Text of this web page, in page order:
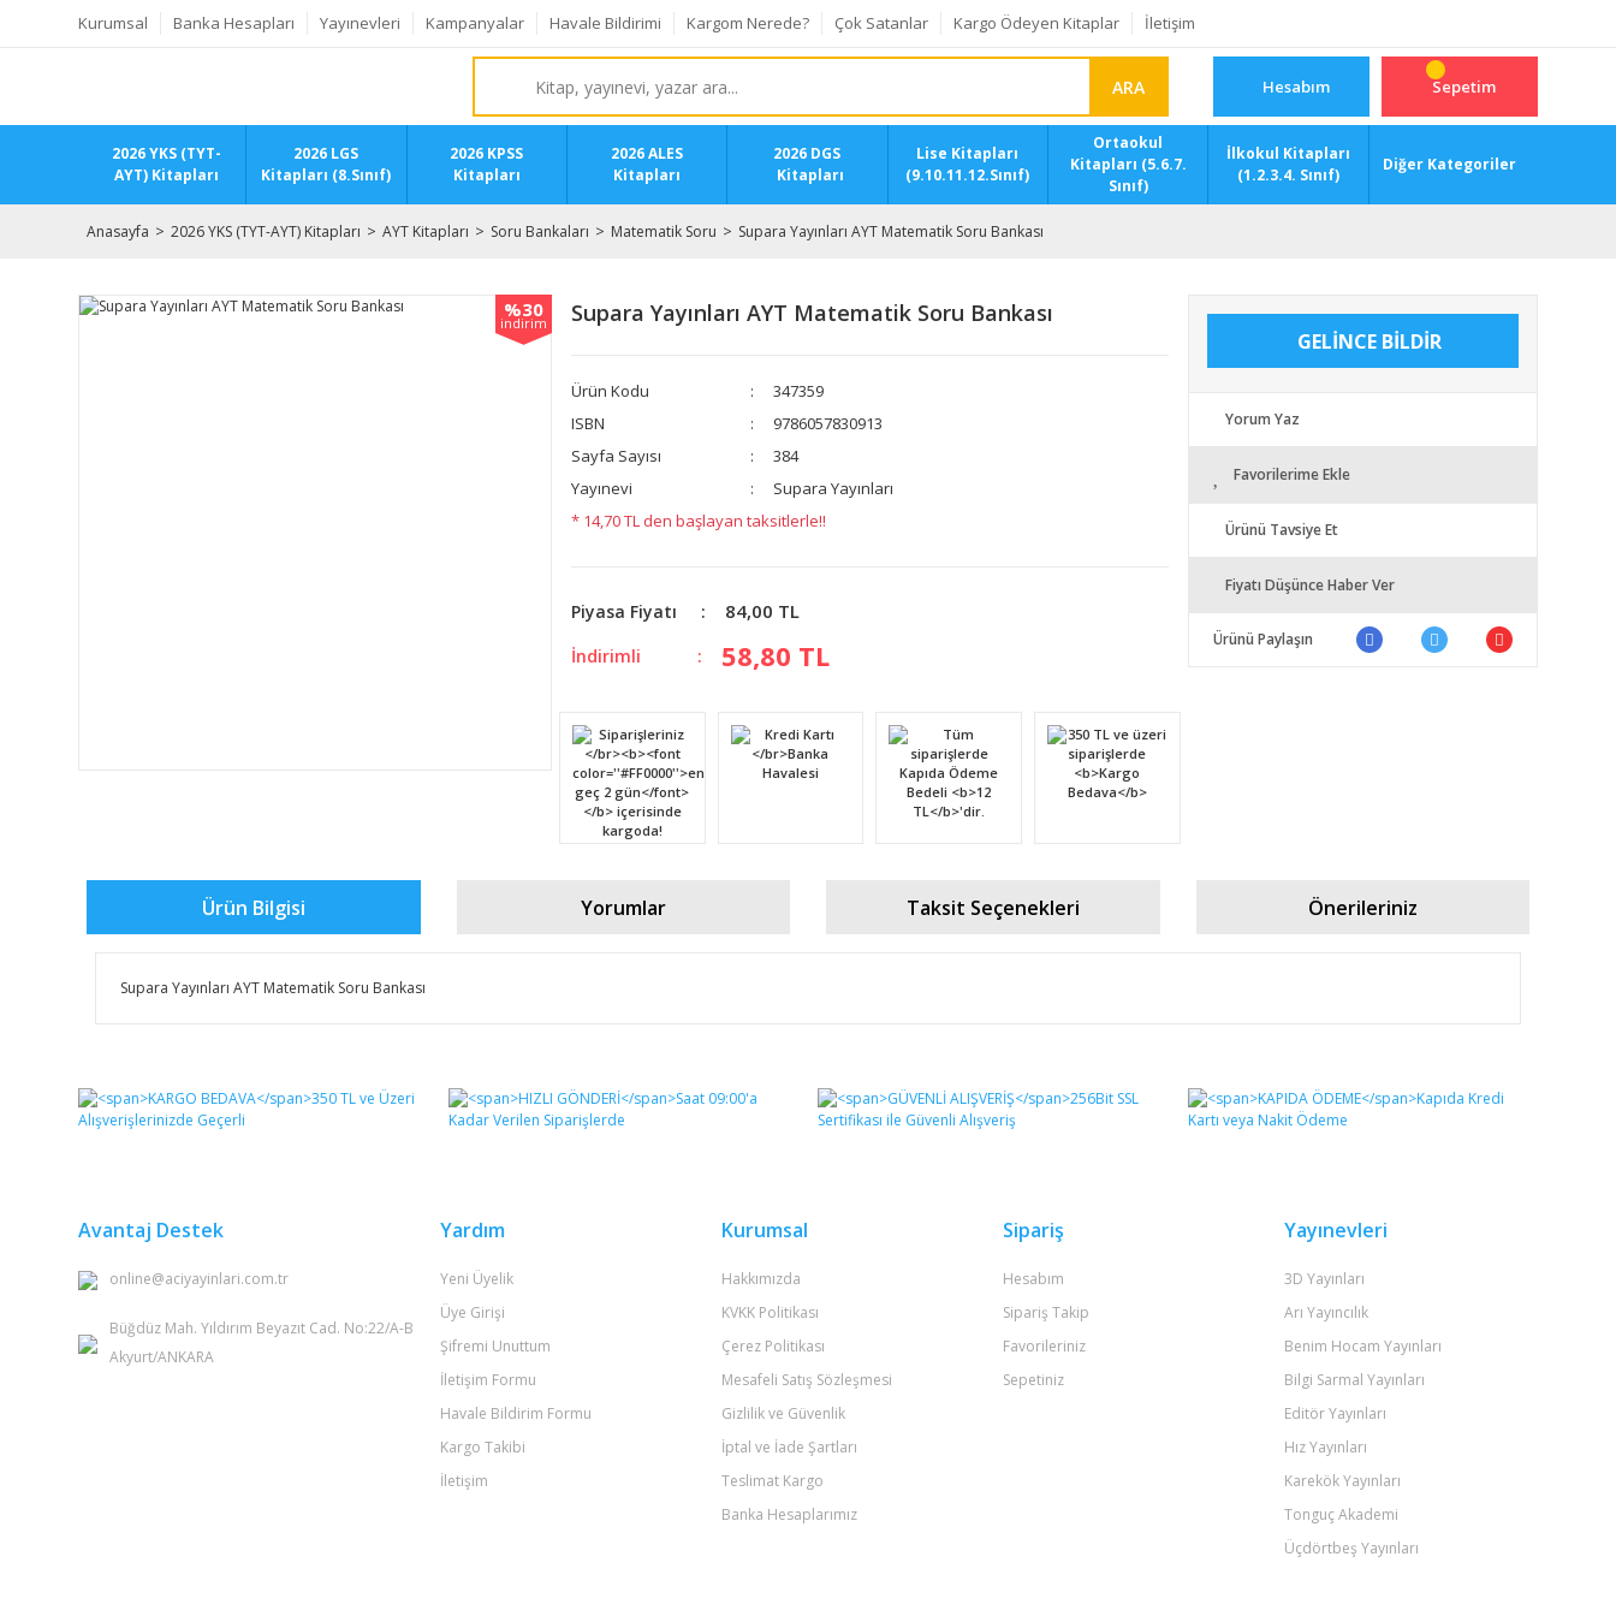
Kurumsal Banka Hesapları Yayınevleri Kampanyalar Havale Bildirimi Kargom Nerede? Çok Satanlar Kargo Ödeyen Kitaplar İletişim
ARA Hesabım Sepetim
2026 YKS (TYT-
AYT) Kitapları
2026 LGS
Kitapları (8.Sınıf)
2026 KPSS
Kitapları
2026 ALES
Kitapları
2026 DGS
Kitapları
Lise Kitapları
(9.10.11.12.Sınıf)
Ortaokul
Kitapları (5.6.7.
Sınıf)
İlkokul Kitapları
(1.2.3.4. Sınıf)
Diğer Kategoriler
Anasayfa 2026 YKS (TYT-AYT) Kitapları AYT Kitapları Soru Bankaları Matematik Soru Supara Yayınları AYT Matematik Soru Bankası
%30
indirim Supara Yayınları AYT Matematik Soru Bankası
Ürün Kodu
347359
ISBN
9786057830913
Sayfa Sayısı
384
Yayınevi
Supara Yayınları
* 14,70 TL den başlayan taksitlerle!!
Piyasa Fiyatı 84,00 TL
İndirimli 58,80 TL
GELİNCE BİLDİR
Yorum Yaz
Favorilerime Ekle
Ürünü Tavsiye Et
Fiyatı Düşünce Haber Ver
Ürünü Paylaşın
Ürün Bilgisi Yorumlar Taksit Seçenekleri Önerileriniz
Supara Yayınları AYT Matematik Soru Bankası
Bu ürüne ilk yorumu siz yapın!
Görüş ve önerileriniz için teşekkür ederiz.
Bu ürüne benzer farklı alternatifler olmalı.
Gönder
Avantaj Destek
online@aciyayinlari.com.tr
Büğdüz Mah. Yıldırım Beyazıt Cad. No:22/A-B
Akyurt/ANKARA
Yardım
Yeni Üyelik
Üye Girişi
Şifremi Unuttum
İletişim Formu
Havale Bildirim Formu
Kargo Takibi
İletişim
Kurumsal
Hakkımızda
KVKK Politikası
Çerez Politikası
Mesafeli Satış Sözleşmesi
Gizlilik ve Güvenlik
İptal ve İade Şartları
Teslimat Kargo
Banka Hesaplarımız
Sipariş
Hesabım
Sipariş Takip
Favorileriniz
Sepetiniz
Yayınevleri
3D Yayınları
Arı Yayıncılık
Benim Hocam Yayınları
Bilgi Sarmal Yayınları
Editör Yayınları
Hız Yayınları
Karekök Yayınları
Tonguç Akademi
Üçdörtbeş Yayınları